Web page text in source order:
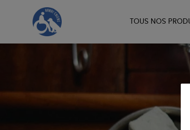
TOUS NOS